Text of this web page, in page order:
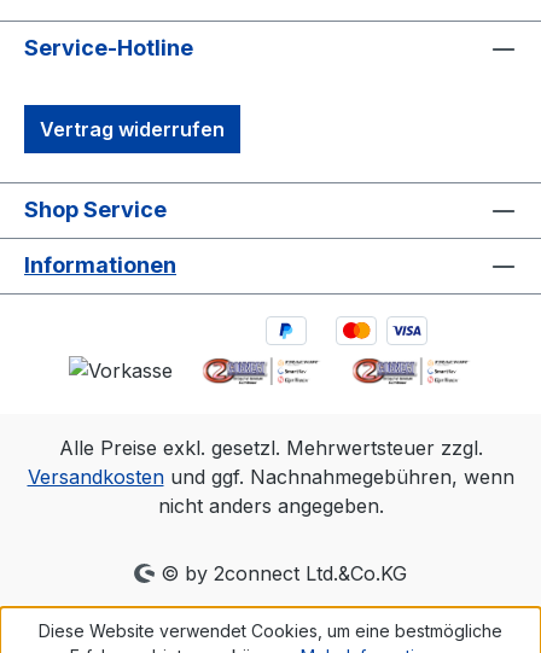
Service-Hotline
Vertrag widerrufen
Shop Service
Informationen
Alle Preise exkl. gesetzl. Mehrwertsteuer zzgl.
Versandkostenund ggf. Nachnahmegebühren, wenn
nicht anders angegeben.
© by 2connect Ltd.&Co.KG
Diese Website verwendet Cookies, um eine bestmögliche